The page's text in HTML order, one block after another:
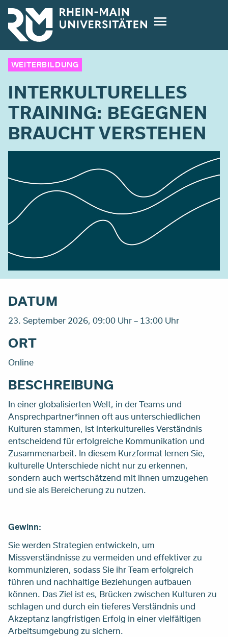
Direkt
zum
Inhalt
WEITERBILDUNG
INTERKULTURELLES
TRAINING: BEGEGNEN
BRAUCHT VERSTEHEN
DATUM
23. September 2026, 09:00 Uhr – 13:00 Uhr
ORT
Online
BESCHREIBUNG
In einer globalisierten Welt, in der Teams und
Ansprechpartner*innen oft aus unterschiedlichen
Kulturen stammen, ist interkulturelles Verständnis
entscheidend für erfolgreiche Kommunikation und
Zusammenarbeit. In diesem Kurzformat lernen Sie,
kulturelle Unterschiede nicht nur zu erkennen,
sondern auch wertschätzend mit ihnen umzugehen
und sie als Bereicherung zu nutzen.
Gewinn:
Sie werden Strategien entwickeln, um
Missverständnisse zu vermeiden und effektiver zu
kommunizieren, sodass Sie ihr Team erfolgreich
führen und nachhaltige Beziehungen aufbauen
können. Das Ziel ist es, Brücken zwischen Kulturen zu
schlagen und durch ein tieferes Verständnis und
Akzeptanz langfristigen Erfolg in einer vielfältigen
Arbeitsumgebung zu sichern.